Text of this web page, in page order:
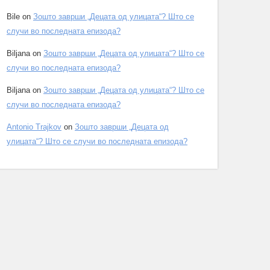
Bile on Зошто заврши „Децата од улицата“? Што се
случи во последната епизода?
Biljanaon Зошто заврши „Децата од улицата“? Што се
случи во последната епизода?
Biljanaon Зошто заврши „Децата од улицата“? Што се
случи во последната епизода?
Antonio Trajkov on Зошто заврши „Децата од
улицата“? Што се случи во последната епизода?